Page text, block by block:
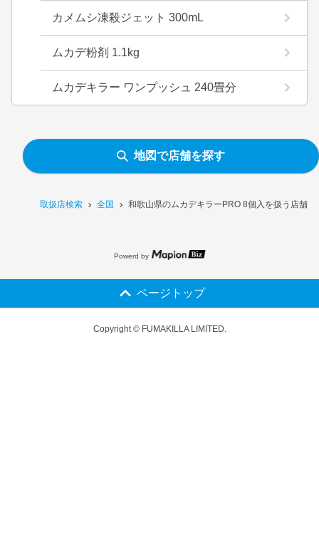
取扱店検索 全国 和歌山県のムカデキラーPRO 8個入を扱う店舗一
カメムシ凍殺ジェット 300mL
ムカデ粉剤 1.1kg
ムカデキラー ワンプッシュ 240畳分
地図で店舗を探す
Powerd by
ページトップ
Copyright © FUMAKILLA LIMITED.